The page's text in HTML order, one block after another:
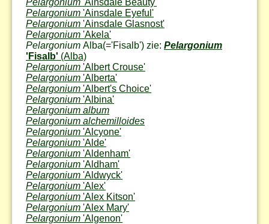
Pelargonium 'Ainsdale Eyeful'
Pelargonium 'Ainsdale Glasnost'
Pelargonium 'Akela'
Pelargonium Alba(='Fisalb') zie: Pelargonium
'Fisalb' (Alba)
Pelargonium 'Albert Crouse'
Pelargonium 'Alberta'
Pelargonium 'Albert's Choice'
Pelargonium 'Albina'
Pelargonium album
Pelargonium alchemilloides
Pelargonium 'Alcyone'
Pelargonium 'Alde'
Pelargonium 'Aldenham'
Pelargonium 'Aldham'
Pelargonium 'Aldwyck'
Pelargonium 'Alex'
Pelargonium 'Alex Kitson'
Pelargonium 'Alex Mary'
Pelargonium 'Algenon'